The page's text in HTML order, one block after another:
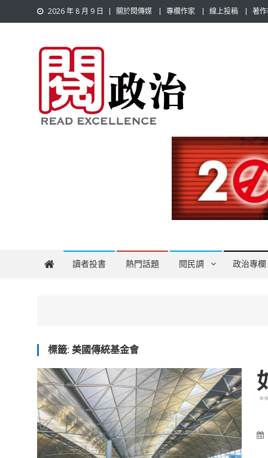
to
2026 年 8 月 9 日 關於閱傳媒 專欄作家 線上投稿 著
閱政治 Read Gov News
讀者投書 熱門話題 閱民調 政治專欄
標籤: 美國傳統基金會